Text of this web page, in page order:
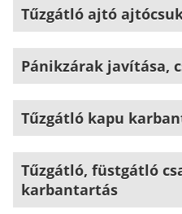
Tűzgátló ajtó
Pánikzárak javítása,
Tűzgátló kapu
Tűzgátló, füstgátló
karbantartás